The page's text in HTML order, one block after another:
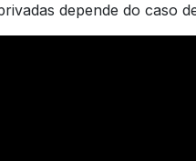
depende do caso